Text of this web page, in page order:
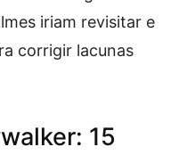
iriam revisitar e
corrigir lacunas
15